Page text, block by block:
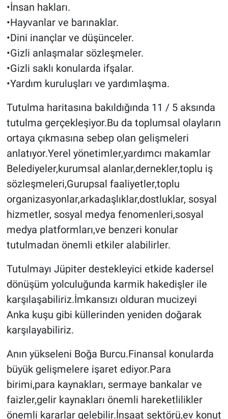
•İnsan hakları.
•Hayvanlar ve barınaklar.
•Dini inançlar ve düşünceler.
•Gizli anlaşmalar sözleşmeler.
•Gizli saklı konularda ifşalar.
•Yardım kuruluşları ve yardımlaşma.
Tutulma haritasına bakıldığında 11 / 5 aksında
tutulma gerçekleşiyor.Bu da toplumsal olayların
ortaya çıkmasına sebep olan gelişmeleri
anlatıyor.Yerel yönetimler,yardımcı makamlar
Belediyeler,kurumsal alanlar,dernekler,toplu iş
sözleşmeleri,Gurupsal faaliyetler,toplu
organizasyonlar,arkadaşlıklar,dostluklar, sosyal
hizmetler, sosyal medya fenomenleri,sosyal
medya platformları,ve benzeri konular
tutulmadan önemli etkiler alabilirler.
Tutulmayı Jüpiter destekleyici etkide kadersel
dönüşüm yolculuğunda karmik hakedişler ile
karşılaşabiliriz.İmkansızı olduran mucizeyi
Anka kuşu gibi küllerinden yeniden doğarak
karşılayabiliriz.
Anın yükseleni Boğa Burcu.Finansal konularda
büyük gelişmelere işaret ediyor.Para
birimi,para kaynakları, sermaye bankalar ve
faizler,gelir kaynakları önemli hareketlilikler
önemli kararlar gelebilir.İnşaat sektörü,ev konut